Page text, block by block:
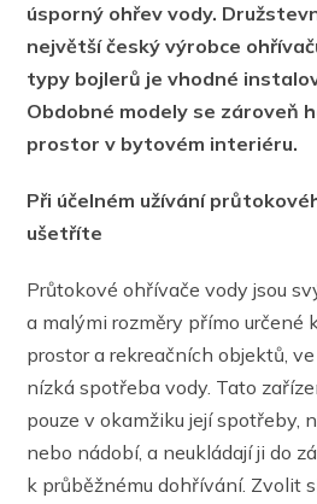
úsporný ohřev vody.
největší český výrobce
typy bojlerů je vhodné
Obdobné modely se zároveň
prostor v bytovém interiéru.
Při účelném užívání
ušetříte
Průtokové ohřívače vody jsou
a malými rozměry přímo určené
prostor a rekreačních objektů,
nízká spotřeba vody. Tato
pouze v okamžiku její spotřeby,
nebo nádobí, a neukládají ji do
k průběžnému dohřívání. Zvolit